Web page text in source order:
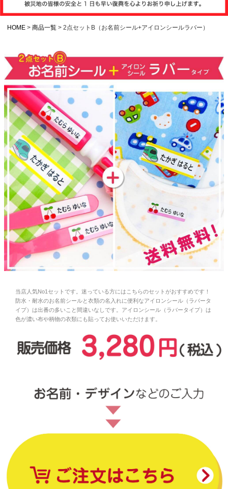
て
納期・発送方法
について
よくある質問
商品ガイド
会社概要
お問い合わせ
お客様へのお知
らせ
HOME 商品一覧 2点セットB（お名前シール+アイロンシールラバー）
当店人気No1セットです。迷っている方にはこちらのセットがおすすめです！
防水・耐水のお名前シールと衣類の名入れに便利なアイロンシール（ラバータ
イプ）は出番の多いこと間違いなしです。アイロンシール（ラバータイプ）は
色が濃い布や柄物の衣類にも貼ってお使いいただけます。